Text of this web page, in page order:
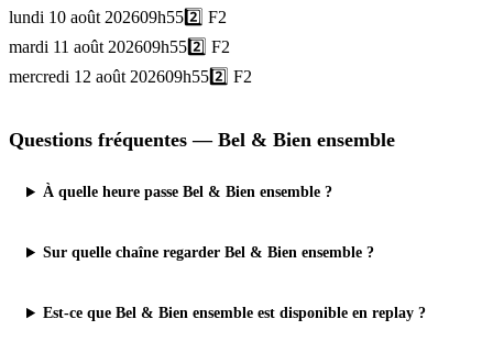
lundi 10 août 202609h552️⃣ F2
mardi 11 août 202609h552️⃣ F2
mercredi 12 août 202609h552️⃣ F2
Questions fréquentes — Bel & Bien ensemble
À quelle heure passe Bel & Bien ensemble ?
Sur quelle chaîne regarder Bel & Bien ensemble ?
Est-ce que Bel & Bien ensemble est disponible en replay ?